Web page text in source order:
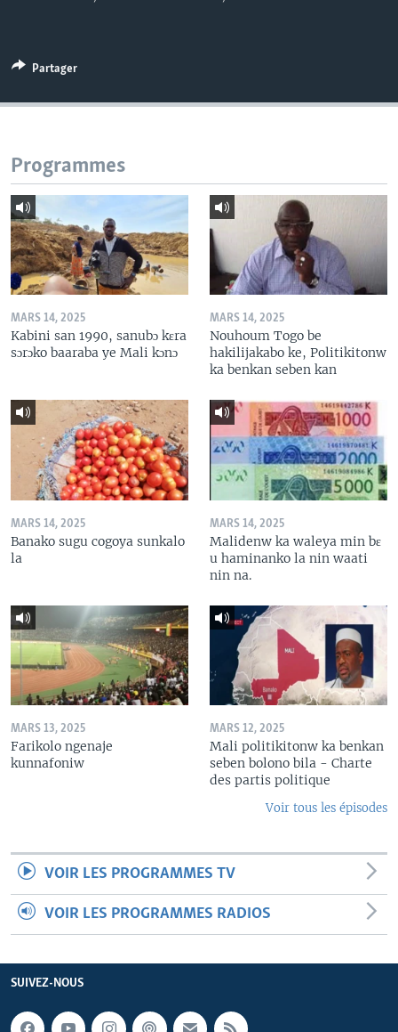
Partager
Programmes
MARS 14, 2025
Kabini san 1990, sanubɔ kɛra
sɔrɔko baaraba ye Mali kɔnɔ
MARS 14, 2025
Nouhoum Togo be
hakilijakabo ke, Politikitonw
ka benkan seben kan
MARS 14, 2025
Banako sugu cogoya sunkalo
la
MARS 14, 2025
Malidenw ka waleya min bɛ
u haminanko la nin waati
nin na.
MARS 13, 2025
Farikolo ngenaje
kunnafoniw
MARS 12, 2025
Mali politikitonw ka benkan
seben bolono bila - Charte
des partis politique
Voir tous les épisodes
VOIR LES PROGRAMMES TV
VOIR LES PROGRAMMES RADIOS
SUIVEZ-NOUS